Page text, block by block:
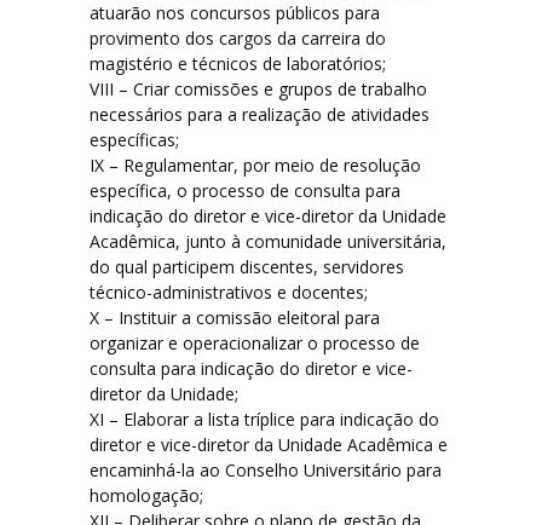
atuarão nos concursos públicos para
provimento dos cargos da carreira do
magistério e técnicos de laboratórios;
VIII – Criar comissões e grupos de trabalho
necessários para a realização de atividades
específicas;
IX – Regulamentar, por meio de resolução
específica, o processo de consulta para
indicação do diretor e vice-diretor da Unidade
Acadêmica, junto à comunidade universitária,
do qual participem discentes, servidores
técnico-administrativos e docentes;
X – Instituir a comissão eleitoral para
organizar e operacionalizar o processo de
consulta para indicação do diretor e vice-
diretor da Unidade;
XI – Elaborar a lista tríplice para indicação do
diretor e vice-diretor da Unidade Acadêmica e
encaminhá-la ao Conselho Universitário para
homologação;